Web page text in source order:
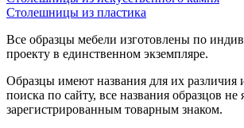
Столешницы из пластика
Все образцы мебели изготовлены по
проекту в единственном экземпляре.
Образцы имеют названия для их различия
поиска по сайту, все названия образцов не
зарегистрированным товарным знаком.